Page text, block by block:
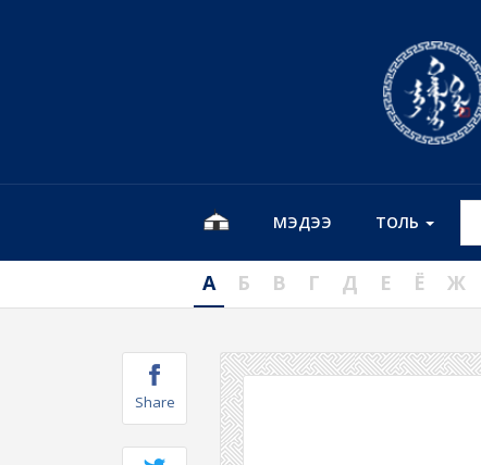
МЭДЭЭ ТОЛЬ
А Б В Г Д Е Ё Ж
Share